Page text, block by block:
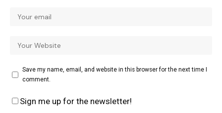
Save my name, email, and website in this browser for the next time I
comment.
Sign me up for the newsletter!